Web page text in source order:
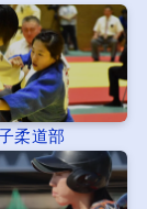
柔道部